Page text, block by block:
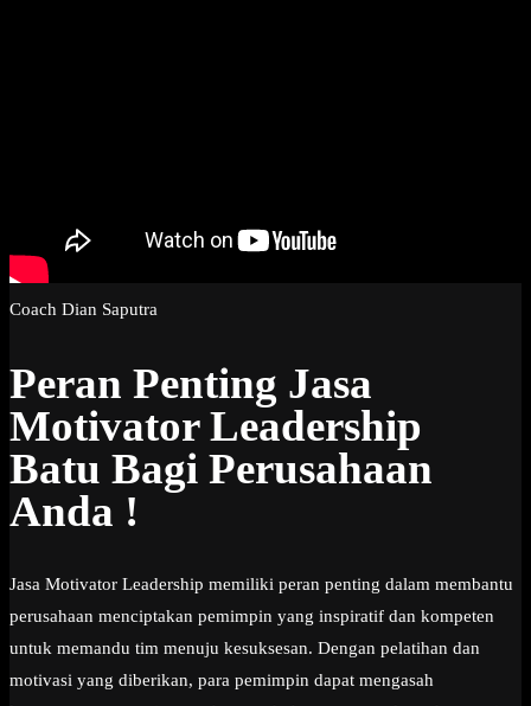
Coach Dian Saputra
Peran Penting Jasa
Motivator Leadership
Batu Bagi Perusahaan
Anda !
Jasa Motivator Leadership memiliki peran penting dalam membantu
perusahaan menciptakan pemimpin yang inspiratif dan kompeten
untuk memandu tim menuju kesuksesan. Dengan pelatihan dan
motivasi yang diberikan, para pemimpin dapat mengasah